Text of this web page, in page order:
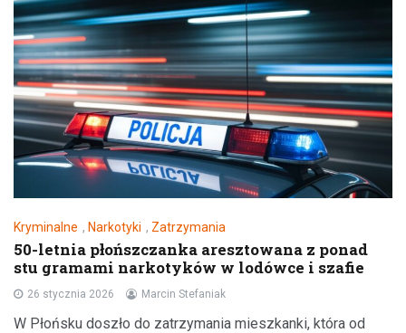
Kryminalne , Narkotyki , Zatrzymania
50-letnia płońszczanka aresztowana z ponad
stu gramami narkotyków w lodówce i szafie
26 stycznia 2026 Marcin Stefaniak
W Płońsku doszło do zatrzymania mieszkanki, która od